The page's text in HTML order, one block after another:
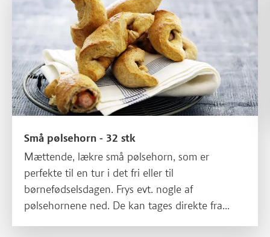
Små pølsehorn - 32 stk
Mættende, lækre små pølsehorn, som er
perfekte til en tur i det fri eller til
børnefødselsdagen. Frys evt. nogle af
pølsehornene ned. De kan tages direkte fra